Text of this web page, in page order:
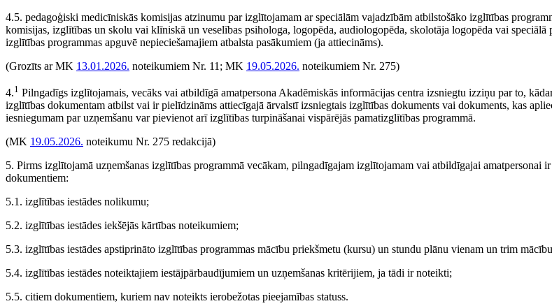
4.5. pedagoģiski medicīniskās komisijas atzinumu par izglītojamam ar speciālām vajadzībām atbilstošāko izglītības
komisijas, izglītības un skolu vai klīniskā un veselības psihologa, logopēda, audiologopēda, skolotāja logopēda vai speciālā
izglītības programmas apguvē nepieciešamajiem atbalsta pasākumiem (ja attiecināms).
(Grozīts ar MK 13.01.2026. noteikumiem Nr. 11; MK 19.05.2026. noteikumiem Nr. 275)
4.1 Pilngadīgs izglītojamais, vecāks vai atbildīgā amatpersona Akadēmiskās informācijas centra izsniegtu izziņu par to,
izglītības dokumentam atbilst vai ir pielīdzināms attiecīgajā ārvalstī izsniegtais izglītības dokuments vai dokuments, kas
iesniegumam par uzņemšanu var pievienot arī izglītības turpināšanai vispārējās pamatizglītības programmā.
(MK 19.05.2026. noteikumu Nr. 275 redakcijā)
5. Pirms izglītojamā uzņemšanas izglītības programmā vecākam, pilngadīgajam izglītojamam vai atbildīgajai amatpersonai
dokumentiem:
5.1. izglītības iestādes nolikumu;
5.2. izglītības iestādes iekšējās kārtības noteikumiem;
5.3. izglītības iestādes apstiprināto izglītības programmas mācību priekšmetu (kursu) un stundu plānu vienam un trim
5.4. izglītības iestādes noteiktajiem iestājpārbaudījumiem un uzņemšanas kritērijiem, ja tādi ir noteikti;
5.5. citiem dokumentiem, kuriem nav noteikts ierobežotas pieejamības statuss.